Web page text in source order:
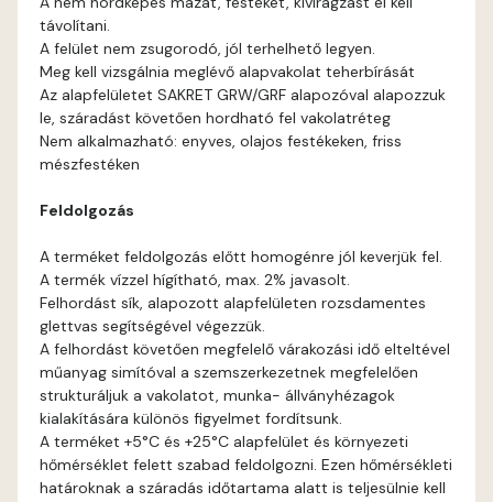
Brick C
Brick D
Caramel C
Citrus B
Cobalt D
Cognac D
Coral D
távolítani.
A felület nem zsugorodó, jól terhelhető legyen.
Meg kell vizsgálnia meglévő alapvakolat teherbírását
Az alapfelületet SAKRET GRW/GRF alapozóval alapozzuk
le, száradást követően hordható fel vakolatréteg
Nem alkalmazható: enyves, olajos festékeken, friss
mészfestéken
Feldolgozás
A terméket feldolgozás előtt homogénre jól keverjük fel.
A termék vízzel hígítható, max. 2% javasolt.
Felhordást sík, alapozott alapfelületen rozsdamentes
glettvas segítségével végezzük.
A felhordást követően megfelelő várakozási idő elteltével
műanyag simítóval a szemszerkezetnek megfelelően
strukturáljuk a vakolatot, munka- állványhézagok
kialakítására különös figyelmet fordítsunk.
A terméket +5°C és +25°C alapfelület és környezeti
hőmérséklet felett szabad feldolgozni. Ezen hőmérsékleti
határoknak a száradás időtartama alatt is teljesülnie kell